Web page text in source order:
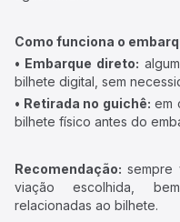
Como funciona o
• Embarque direto:
bilhete digital, sem
• Retirada no guichê: em
bilhete físico antes do
Recomendação: sempre
viação escolhida,
relacionadas ao bilhete.